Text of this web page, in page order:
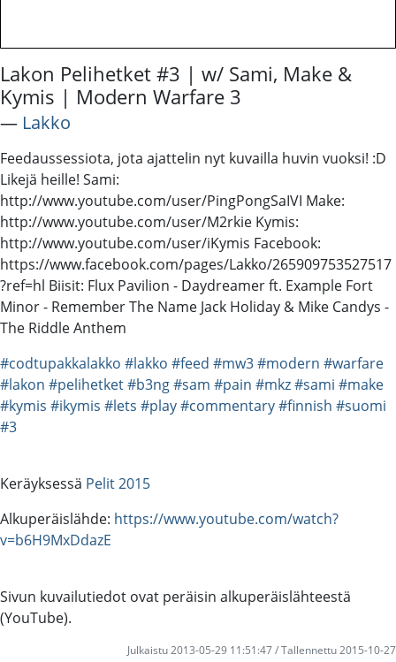
Lakon Pelihetket #3 | w/ Sami, Make &
Kymis | Modern Warfare 3
― Lakko
Feedaussessiota, jota ajattelin nyt kuvailla huvin vuoksi! :D
Likejä heille! Sami:
http://www.youtube.com/user/PingPongSaIVI Make:
http://www.youtube.com/user/M2rkie Kymis:
http://www.youtube.com/user/iKymis Facebook:
https://www.facebook.com/pages/Lakko/265909753527517
?ref=hl Biisit: Flux Pavilion - Daydreamer ft. Example Fort
Minor - Remember The Name Jack Holiday & Mike Candys -
The Riddle Anthem
#codtupakkalakko #lakko #feed #mw3#modern #warfare
#lakon #pelihetket#b3ng#sam #pain #mkz#sami #make
#kymis #ikymis #lets #play#commentary#finnish #suomi
#3
Keräyksessä Pelit 2015
Alkuperäislähde: https://www.youtube.com/watch?
v=b6H9MxDdazE
Sivun kuvailutiedot ovat peräisin alkuperäislähteestä
(YouTube).
Julkaistu 2013-05-29 11:51:47 / Tallennettu 2015-10-27